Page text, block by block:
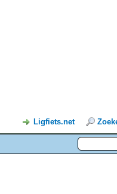
Ligfiets.net